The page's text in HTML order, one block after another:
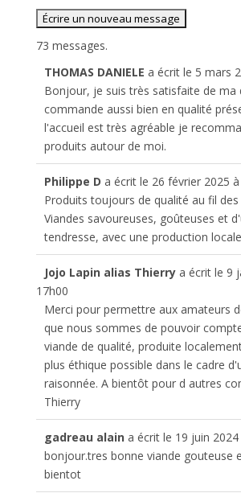
73 messages.
THOMAS DANIELE a écrit le 5 mars
Bonjour, je suis très satisfaite de ma
commande aussi bien en qualité
l'accueil est très agréable je
produits autour de moi.
Philippe D a écrit le 26 février 2025 à
Produits toujours de qualité au fil des
Viandes savoureuses, goûteuses et
tendresse, avec une production
Jojo Lapin alias Thierry a écrit le 9
17h00
Merci pour permettre aux amateurs
que nous sommes de pouvoir
viande de qualité, produite
plus éthique possible dans le cadre
raisonnée. A bientôt pour d autres
Thierry
gadreau alain a écrit le 19 juin 2024
bonjour.tres bonne viande gouteuse
bientot